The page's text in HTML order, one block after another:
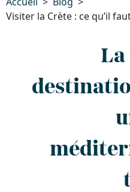
Visiter la Crète : ce qu’il
La